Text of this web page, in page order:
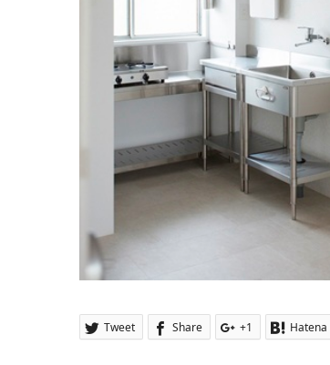
Tweet Share +1 Hatena